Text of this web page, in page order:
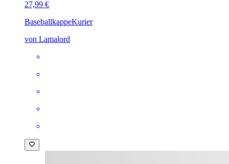
27,99 €
BaseballkappeKurier
von Lamalord